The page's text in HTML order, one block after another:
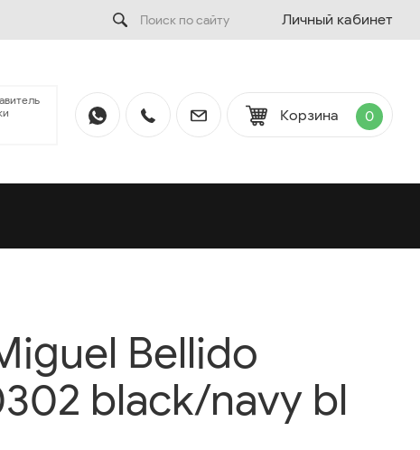
Личный кабинет
Корзина 0
Bellido
black/navy bl